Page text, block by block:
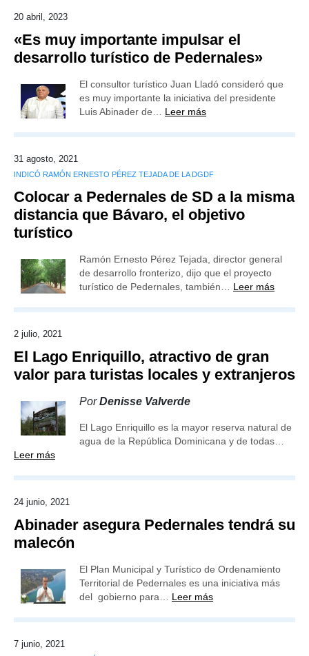
20 abril, 2023
«Es muy importante impulsar el
desarrollo turístico de Pedernales»
El consultor turístico Juan Lladó consideró que
es muy importante la iniciativa del presidente
Luis Abinader de… Leer más
31 agosto, 2021
INDICÓ RAMÓN ERNESTO PÉREZ TEJADA DE LA DGDF
Colocar a Pedernales de SD a la misma
distancia que Bávaro, el objetivo
turístico
Ramón Ernesto Pérez Tejada, director general
de desarrollo fronterizo, dijo que el proyecto
turístico de Pedernales, también… Leer más
2 julio, 2021
El Lago Enriquillo, atractivo de gran
valor para turistas locales y extranjeros
PorDenisse Valverde
El Lago Enriquillo es la mayor reserva natural de
agua de la República Dominicana y de todas…
Leer más
24 junio, 2021
Abinader asegura Pedernales tendrá su
malecón
El Plan Municipal y Turístico de Ordenamiento
Territorial de Pedernales es una iniciativa más
del gobierno para… Leer más
7 junio, 2021